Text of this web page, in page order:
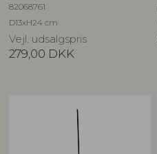
82068761
D13xH24 cm
Vejl. udsalgspris
279,00 DKK